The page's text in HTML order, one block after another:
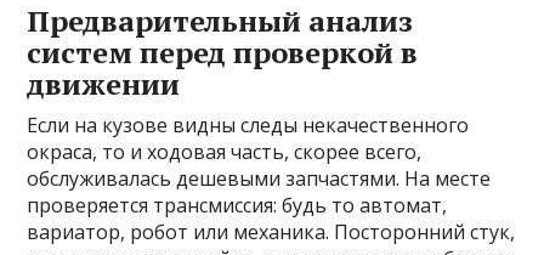
Предварительный анализ
систем перед проверкой в
движении
Если на кузове видны следы некачественного
окраса, то и ходовая часть, скорее всего,
обслуживалась дешевыми запчастями. На месте
проверяется трансмиссия: будь то автомат,
вариатор, робот или механика. Посторонний стук,